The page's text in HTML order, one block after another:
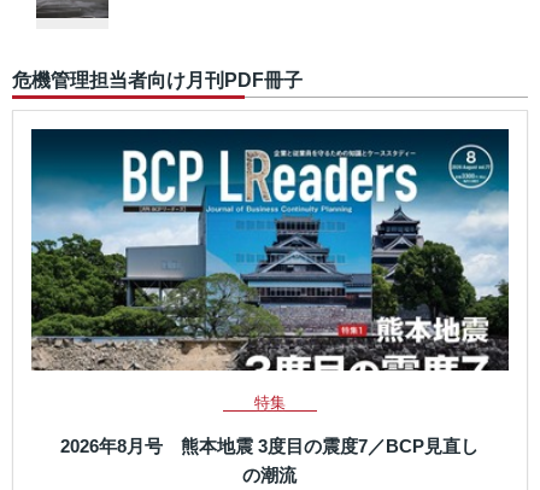
危機管理担当者向け月刊PDF冊子
特集
2026年8月号 熊本地震 3度目の震度7／BCP見直し
の潮流